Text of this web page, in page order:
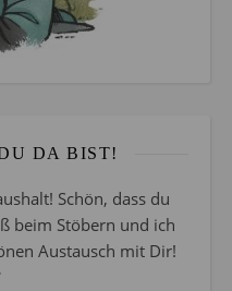
DA BIST!
Schön, dass du
beim Stöbern und ich
Austausch mit Dir!